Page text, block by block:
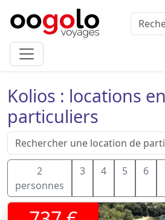
Kolios : locations
particuliers
2
personnes
3 4 5 6